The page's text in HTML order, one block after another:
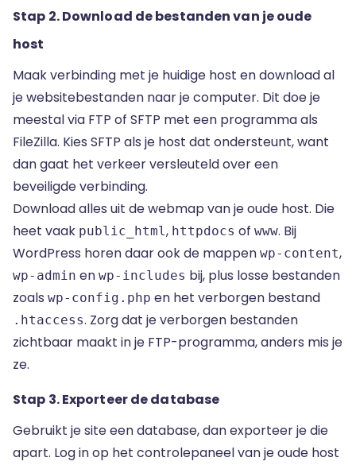
Stap 2. Download de bestanden van je oude
host
Maak verbinding met je huidige host en download al
je websitebestanden naar je computer. Dit doe je
meestalvia FTP of SFTP met een programma als
FileZilla. Kies SFTP als je host dat ondersteunt, want
dan gaat het verkeer versleuteld over een
beveiligde verbinding.
Download alles uit de webmap van je oude host. Die
heet vaak public_html, httpdocs of www. Bij
WordPress horen daar ook de mappen wp-content,
wp-admin en wp-includes bij, plus losse bestanden
zoals wp-config.php en het verborgen bestand
.htaccess. Zorg dat je verborgen bestanden
zichtbaar maakt in je FTP-programma, anders mis je
ze.
Stap 3. Exporteer de database
Gebruikt je site een database, dan exporteer je die
apart. Log in op het controlepaneel van je oude host